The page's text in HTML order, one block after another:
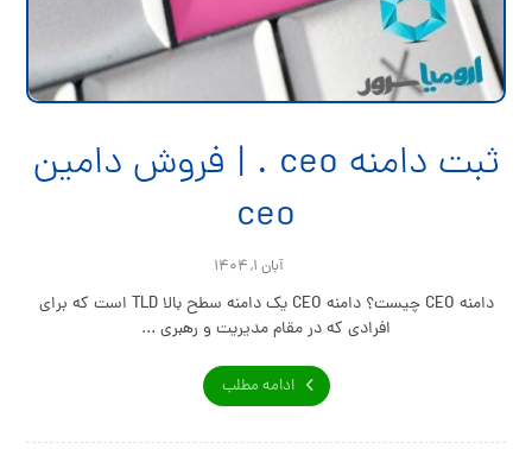
ثبت دامنه ceo . | فروش دامین
ceo
آبان ۱, ۱۴۰۴
دامنه CEO چیست؟ دامنه CEO یک دامنه سطح بالا TLD است که برای
افرادی که در مقام مدیریت و رهبری ...
ادامه مطلب